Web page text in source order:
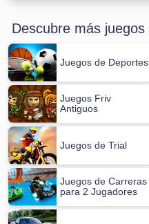
Descubre más juegos
Juegos de Deportes
Juegos Friv
Antiguos
Juegos de Trial
Juegos de Carreras
para 2 Jugadores